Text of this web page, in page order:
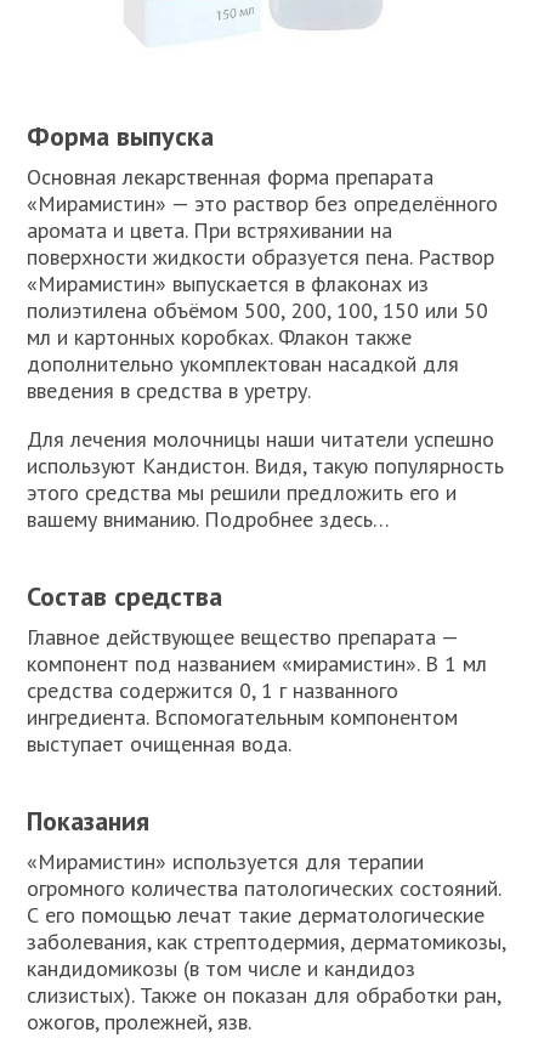
Форма выпуска
Основная лекарственная форма препарата
«Мирамистин» — это раствор без определённого
аромата и цвета. При встряхивании на
поверхности жидкости образуется пена. Раствор
«Мирамистин» выпускается в флаконах из
полиэтилена объёмом 500, 200, 100, 150 или 50
мл и картонных коробках. Флакон также
дополнительно укомплектован насадкой для
введения в средства в уретру.
Для лечения молочницы наши читатели успешно
используют Кандистон. Видя, такую популярность
этого средства мы решили предложить его и
вашему вниманию. Подробнее здесь…
Состав средства
Главное действующее вещество препарата —
компонент под названием «мирамистин». В 1 мл
средства содержится 0, 1 г названного
ингредиента. Вспомогательным компонентом
выступает очищенная вода.
Показания
«Мирамистин» используется для терапии
огромного количества патологических состояний.
С его помощью лечат такие дерматологические
заболевания, как стрептодермия, дерматомикозы,
кандидомикозы (в том числе и кандидоз
слизистых). Также он показан для обработки ран,
ожогов, пролежней, язв.